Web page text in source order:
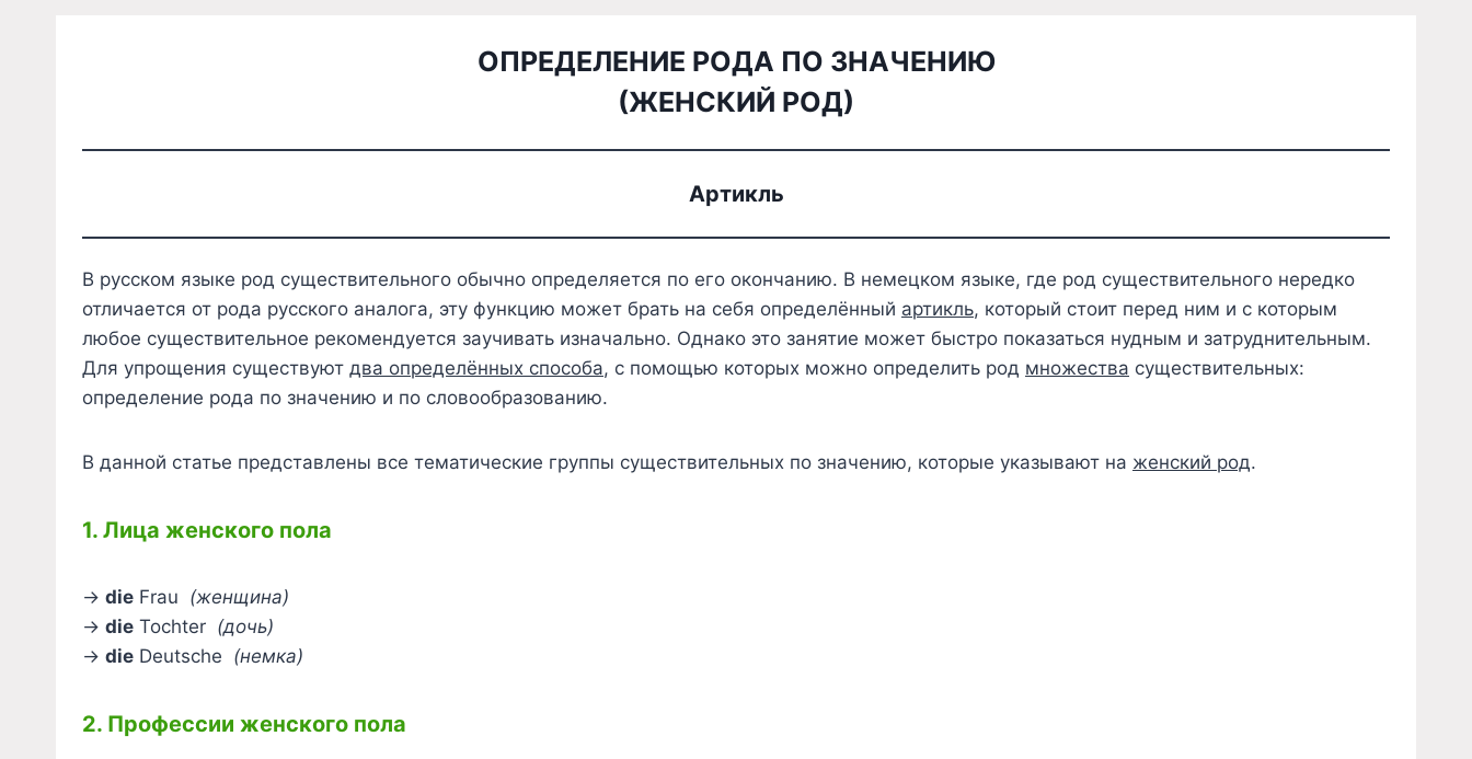
ОПРЕДЕЛЕНИЕ РОДА ПО ЗНАЧЕНИЮ
(ЖЕНСКИЙ РОД)
Артикль
В русском языке род существительного обычно определяется по его окончанию. В немецком языке, где род существительного нередко
отличается от рода русского аналога, эту функцию может брать на себя определённый артикль, который стоит перед ним и с которым
любое существительное рекомендуется заучивать изначально. Однако это занятие может быстро показаться нудным и затруднительным.
Для упрощения существуют два определённых способа, с помощью которых можно определить род множества существительных:
определение рода по значению и по словообразованию.
В данной статье представлены все тематические группы существительных по значению, которые указывают на женский род.
1. Лица женского пола
→ die Frau (женщина)
→ die Tochter (дочь)
→ die Deutsche (немка)
2. Профессии женского пола